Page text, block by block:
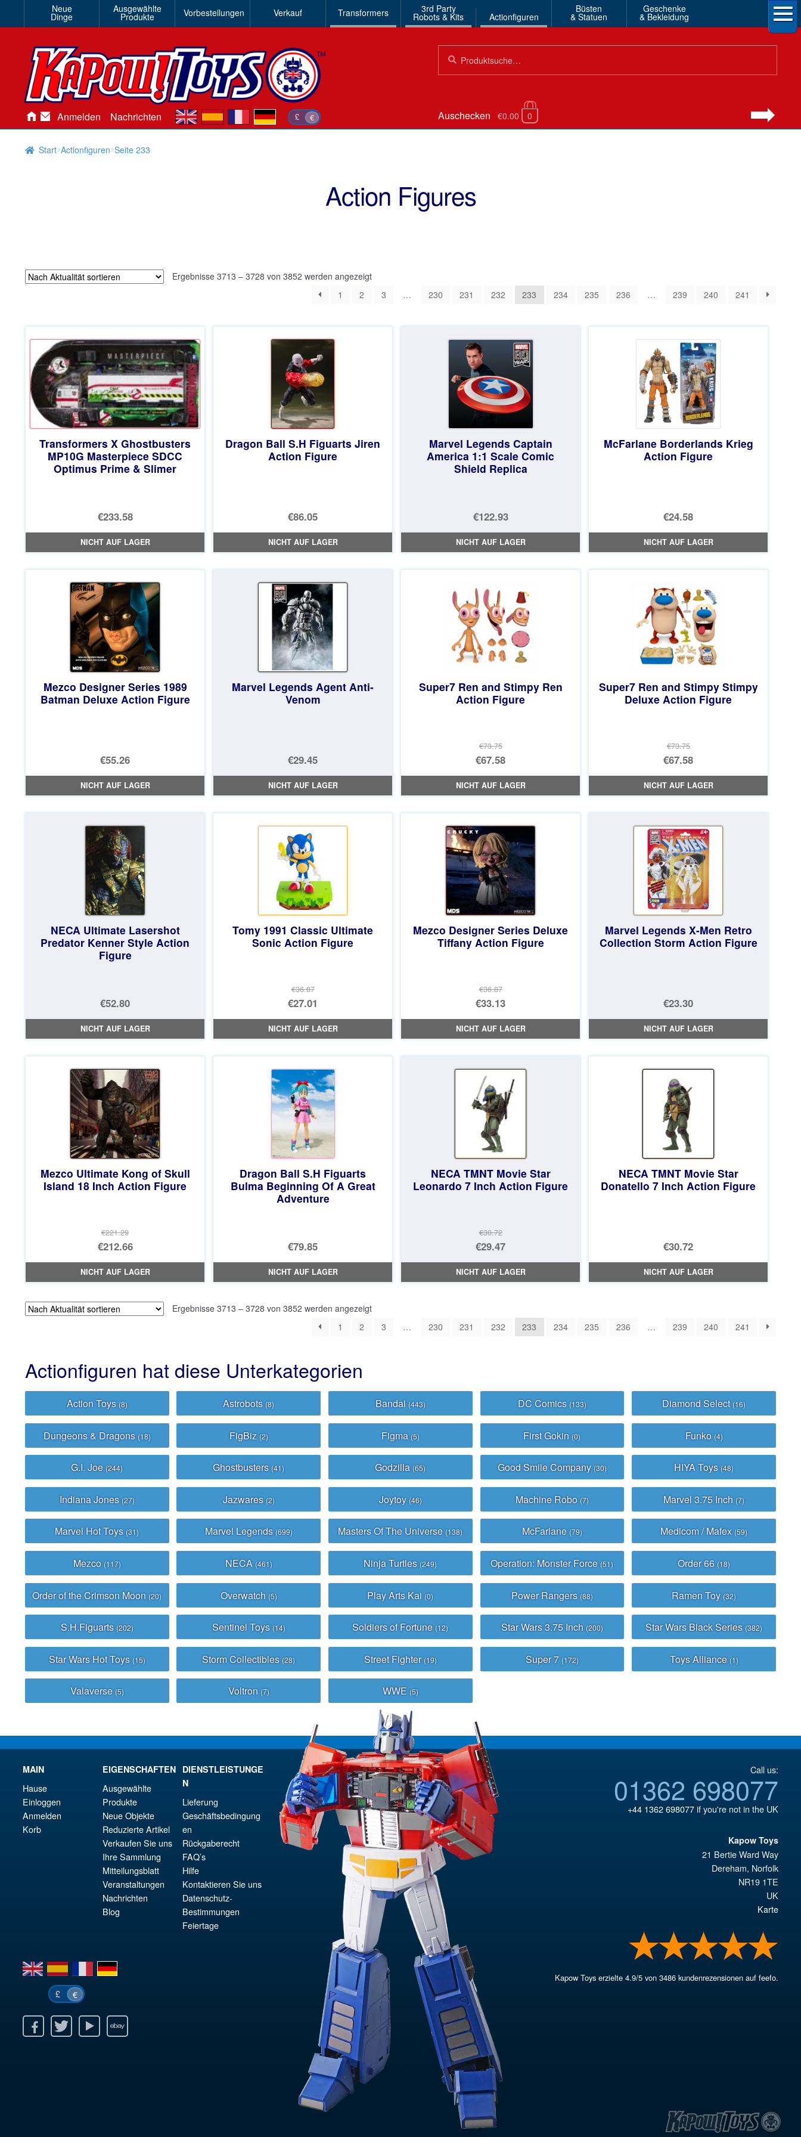
Neue
Dinge
Ausgewählte
Produkte Vorbestellungen Verkauf Transformers 3rd Party
Robots & Kits Actionfiguren
Büsten
& Statuen
Geschenke
& Bekleidung
nach:
Anmelden Nachrichten £ €
en es de Auschecken €0.00 0
Start Actionfiguren Seite 233
Action Figures
Ergebnisse 3713 – 3728 von 3852 werden angezeigtNach
sortiert
1 2 3 … 230 231 232 233 234 235 236 … 239 240 241
Transformers X Ghostbusters
MP10G Masterpiece SDCC
Optimus Prime & Slimer
€233.58
NICHT AUF LAGER
Dragon Ball S.H Figuarts Jiren
Action Figure
€86.05
NICHT AUF LAGER
Marvel Legends Captain
America 1:1 Scale Comic
Shield Replica
€122.93
NICHT AUF LAGER
McFarlane Borderlands Krieg
Action Figure
€24.58
NICHT AUF LAGER
Mezco Designer Series 1989
Batman Deluxe Action Figure
€55.26
NICHT AUF LAGER
Marvel Legends Agent Anti-
Venom
€29.45
NICHT AUF LAGER
Super7 Ren and Stimpy Ren
Action Figure
€73.75
Ursprünglicher
Preis
war:
€67.58
Aktueller
Preis
€67.58.
NICHT AUF LAGER
Super7 Ren and Stimpy Stimpy
Deluxe Action Figure
€73.75
Ursprünglicher
Preis
war:
€67.58
Aktueller
Preis
€67.58.
NICHT AUF LAGER
NECA Ultimate Lasershot
Predator Kenner Style Action
Figure
€52.80
NICHT AUF LAGER
Tomy 1991 Classic Ultimate
Sonic Action Figure
€36.87
Ursprünglicher
Preis
war:
€27.01
Aktueller
Preis
€27.01.
NICHT AUF LAGER
Mezco Designer Series Deluxe
Tiffany Action Figure
€36.87
Ursprünglicher
Preis
war:
€33.13
Aktueller
Preis
€33.13.
NICHT AUF LAGER
Marvel Legends X-Men Retro
Collection Storm Action Figure
€23.30
NICHT AUF LAGER
Mezco Ultimate Kong of Skull
Island 18 Inch Action Figure
€221.29
Ursprünglicher
Preis
war:
€212.66
Aktueller
Preis
€212.66.
NICHT AUF LAGER
Dragon Ball S.H Figuarts
Bulma Beginning Of A Great
Adventure
€79.85
NICHT AUF LAGER
NECA TMNT Movie Star
Leonardo 7 Inch Action Figure
€30.72
Ursprünglicher
Preis
war:
€29.47
Aktueller
Preis
NICHT AUF LAGER
NECA TMNT Movie Star
Donatello 7 Inch Action Figure
€30.72
NICHT AUF LAGER
Ergebnisse 3713 – 3728 von 3852 werden angezeigtNach
sortiert
1 2 3 … 230 231 232 233 234 235 236 … 239 240 241
Actionfiguren hat diese Unterkategorien
Action Toys (8) Astrobots(8) Bandai (443) DC Comics (133) Diamond Select(16)
Dungeons & Dragons (18) FigBiz (2) Figma (5) First Gokin(0) Funko (4)
G.I. Joe(244) Ghostbusters(41) Godzilla(65) Good Smile Company (30) HIYA Toys(48)
Indiana Jones (27) Jazwares (2) Joytoy (46) Machine Robo (7) Marvel 3.75 Inch(7)
Marvel Hot Toys(31) Marvel Legends (699) Masters Of The Universe(138) McFarlane (79) Medicom / Mafex(59)
Mezco (117) NECA (461) Ninja Turtles(249) Operation: Monster Force(51) Order 66(18)
Order of the Crimson Moon(20) Overwatch (5) Play Arts Kai(0) Power Rangers (88) Ramen Toy(32)
S.H.Figuarts (202) Sentinel Toys (14) Soldiers of Fortune(12) Star Wars 3.75 Inch (200) Star Wars Black Series(382)
Star Wars Hot Toys (15) Storm Collectibles(28) Street Fighter (19) Super 7 (172) Toys Alliance (1)
Valaverse (5) Voltron (7) WWE (5)
MAIN
Hause
Einloggen
Anmelden
Korb
EIGENSCHAFTEN
Ausgewählte
Produkte
Neue Objekte
Reduzierte Artikel
Verkaufen Sie uns
Ihre Sammlung
Mitteilungsblatt
Veranstaltungen
Nachrichten
Blog
DIENSTLEISTUNGE
N
Lieferung
Geschäftsbedingung
en
Rückgaberecht
FAQ’s
Hilfe
Kontaktieren Sie uns
Datenschutz-
Bestimmungen
Feiertage
en es fr de
£ €
Youtube Ebay
Call us:
01362 698077
+44 1362 698077if you're not in the UK
Kapow Toys
21 Bertie Ward Way
Dereham, Norfolk
NR19 1TE
UK
Karte
Kapow Toys erzielte4.9/5 von3486 kundenrezensionen auf feefo.